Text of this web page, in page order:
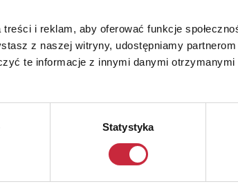
i reklam, aby oferować funkcje
z naszej witryny, udostępniamy partnerom
te informacje z innymi danymi otrzymanymi
Statystyka
24,5
Sprzedane